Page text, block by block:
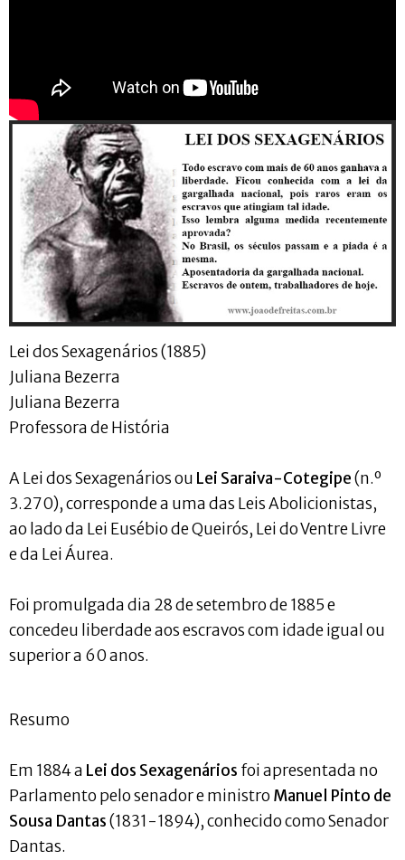
Lei dos Sexagenários (1885)
Juliana Bezerra
Juliana Bezerra
Professora de História
A Lei dos Sexagenários ou Lei Saraiva-Cotegipe(n.º
3.270), corresponde a uma das Leis Abolicionistas,
ao lado da Lei Eusébio de Queirós, Lei do Ventre Livre
e da Lei Áurea.
Foi promulgada dia 28 de setembro de 1885 e
concedeu liberdade aos escravos com idade igual ou
superior a 60 anos.
Resumo
Em 1884 a Lei dos Sexagenários foi apresentada no
Parlamento pelo senador e ministro Manuel Pinto de
Sousa Dantas(1831-1894), conhecido como Senador
Dantas.